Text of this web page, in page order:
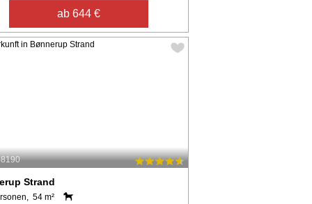
ab 644 €
Strand
54 m²